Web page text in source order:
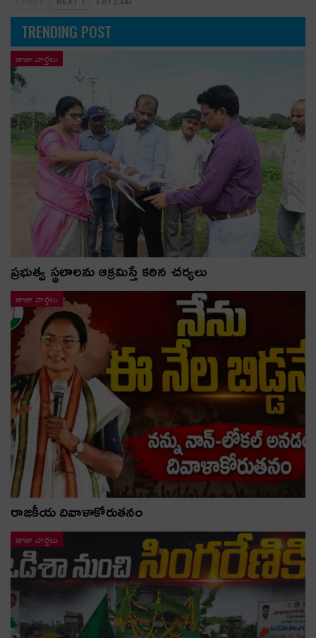
TRENDING POST
తాజా వార్తలు
ప్రభుత్వ స్థలాలను ఆక్రమిస్తే కఠిన చర్యలు
తాజా వార్తలు
రాజకీయ దివాళాకోరుతనం
తాజా వార్తలు